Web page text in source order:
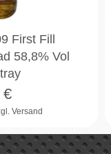
First Fill
58,8% Vol
Versand